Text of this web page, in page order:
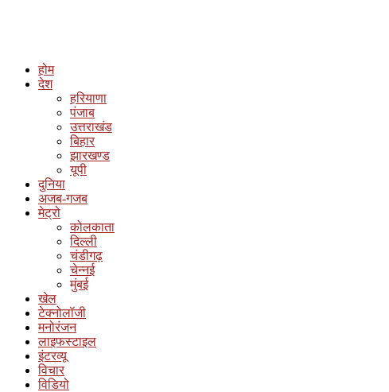
होम
देश
हरियाणा
पंजाब
उत्तराखंड
बिहार
झारखण्ड
यूपी
दुनिया
अजब-गजब
मेट्रो
कोलकाता
दिल्ली
चंडीगढ़
चेन्नई
मुंबई
खेल
टेक्नोलॉजी
मनोरंजन
लाइफस्टाइल
इंटरव्यू
विचार
विडियो